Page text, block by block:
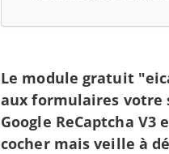
Le module gratuit
aux formulaires votre
Google ReCaptcha
cocher mais veille à